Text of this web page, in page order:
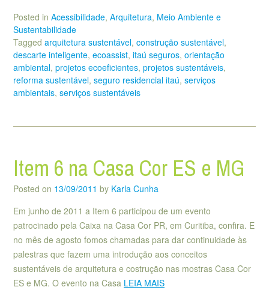
Posted in Acessibilidade, Arquitetura, Meio Ambiente e
Sustentabilidade
Tagged arquitetura sustentável, construção sustentável,
descarte inteligente, ecoassist, itaú seguros, orientação
ambiental, projetos ecoeficientes, projetos sustentáveis,
reforma sustentável, seguro residencial itaú, serviços
ambientais, serviços sustentáveis
Item 6 na Casa Cor ES e MG
Posted on 13/09/2011 by Karla Cunha
Em junho de 2011 a Item 6 participou de um evento
patrocinado pela Caixa na Casa Cor PR, em Curitiba, confira. E
no mês de agosto fomos chamadas para dar continuidade às
palestras que fazem uma introdução aos conceitos
sustentáveis de arquitetura e costrução nas mostras Casa Cor
ES e MG. O evento na Casa LEIA MAIS